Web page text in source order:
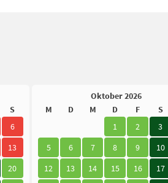
S
6
13
20
Oktober 2026
M
D M D F S
1
2 3
5
6 7 8 9 10
12
13 14 15 16 17